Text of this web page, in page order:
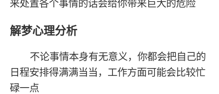
来处置各个事情的话会给你带来巨大的危险
解梦心理分析
不论事情本身有无意义，你都会把自己的
日程安排得满满当当，工作方面可能会比较忙
碌一点